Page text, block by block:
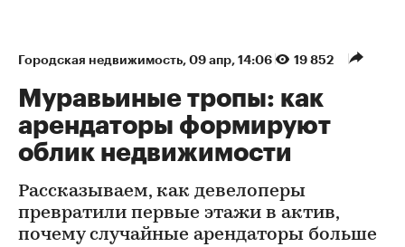
Городская недвижимость⁠, 09 апр, 14:06 19 852
Муравьиные тропы: как
арендаторы формируют
облик недвижимости
Рассказываем, как девелоперы
превратили первые этажи в актив,
почему случайные арендаторы больше